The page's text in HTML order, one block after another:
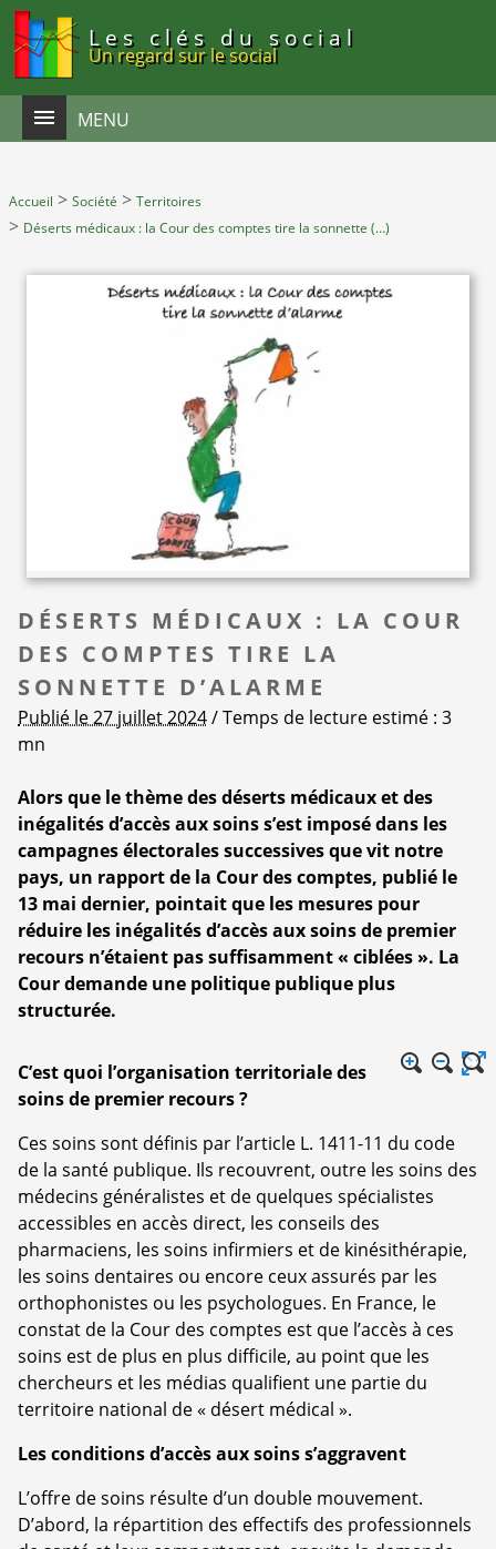
Les clés du social
Un regard sur le social
MENU
Accueil > Société > Territoires
> Déserts médicaux : la Cour des comptes tire la sonnette (…)
DÉSERTS MÉDICAUX : LA COUR
DES COMPTES TIRE LA
SONNETTE D’ALARME
Publié le 27 juillet 2024/ Temps de lecture estimé : 3
mn
Alors que le thème des déserts médicaux et des
inégalités d’accès aux soins s’est imposé dans les
campagnes électorales successives que vit notre
pays, un rapport de la Cour des comptes, publié le
13 mai dernier, pointait que les mesures pour
réduire les inégalités d’accès aux soins de premier
recours n’étaient pas suffisamment « ciblées ». La
Cour demande une politique publique plus
structurée.
C’est quoi l’organisation territoriale des
soins de premier recours ?
Ces soins sont définis par l’article L. 1411-11 du code
de la santé publique. Ils recouvrent, outre les soins des
médecins généralistes et de quelques spécialistes
accessibles en accès direct, les conseils des
pharmaciens, les soins infirmiers et de kinésithérapie,
les soins dentaires ou encore ceux assurés par les
orthophonistes ou les psychologues. En France, le
constat de la Cour des comptes est que l’accès à ces
soins est de plus en plus difficile, au point que les
chercheurs et les médias qualifient une partie du
territoire national de « désert médical ».
Les conditions d’accès aux soins s’aggravent
L’offre de soins résulte d’un double mouvement.
D’abord, la répartition des effectifs des professionnels
Panneau de gestion des cookies